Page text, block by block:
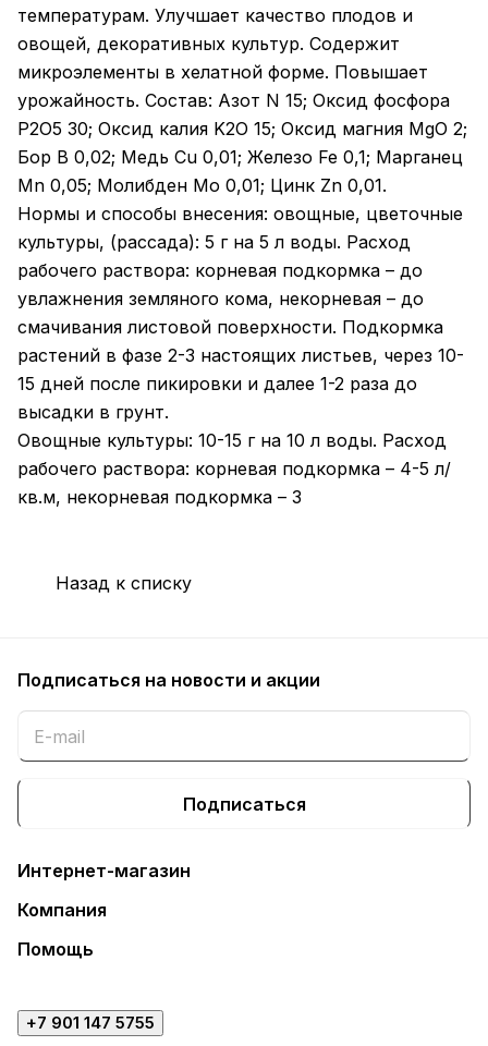
температурам. Улучшает качество плодов и
овощей, декоративных культур. Содержит
микроэлементы в хелатной форме. Повышает
урожайность. Состав: Азот N 15; Оксид фосфора
P2O5 30; Оксид калия K2O 15; Оксид магния MgO 2;
Бор B 0,02; Медь Cu 0,01; Железо Fe 0,1; Марганец
Mn 0,05; Молибден Mo 0,01; Цинк Zn 0,01.
Нормы и способы внесения: овощные, цветочные
культуры, (рассада): 5 г на 5 л воды. Расход
рабочего раствора: корневая подкормка – до
увлажнения земляного кома, некорневая – до
смачивания листовой поверхности. Подкормка
растений в фазе 2-3 настоящих листьев, через 10-
15 дней после пикировки и далее 1-2 раза до
высадки в грунт.
Овощные культуры: 10-15 г на 10 л воды. Расход
рабочего раствора: корневая подкормка – 4-5 л/
кв.м, некорневая подкормка – 3
Назад к списку
Подписаться на новости и акции
Подписаться
Интернет-магазин
Компания
Помощь
+7 901 147 5755